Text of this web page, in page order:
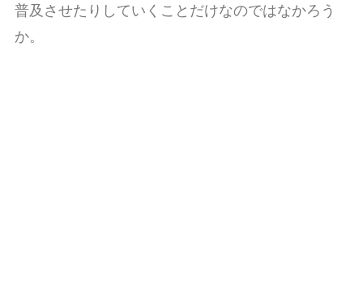
普及させたりしていくことだけなのではなかろう
か。